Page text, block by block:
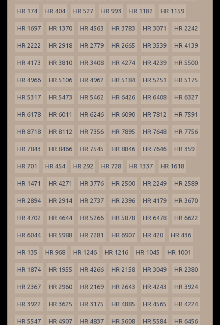
HR 174 HR 404 HR 527 HR 993 HR 1182 HR 1159
HR 1697 HR 1370 HR 4563 HR 3783 HR 3071 HR 2242
HR 2222 HR 2918 HR 2779 HR 2665 HR 3539 HR 4139
HR 4173 HR 3810 HR 3408 HR 4274 HR 4239 HR 5500
HR 4966 HR 5106 HR 4962 HR 5184 HR 5251 HR 5175
HR 5317 HR 5473 HR 5462 HR 6426 HR 6408 HR 6327
HR 6178 HR 6011 HR 6246 HR 6090 HR 7812 HR 7591
HR 8718 HR 8112 HR 7356 HR 7895 HR 7648 HR 7756
HR 7843 HR 8466 HR 7545 HR 8846 HR 7646 HR 359
HR 701 HR 454 HR 292 HR 728 HR 1337 HR 1618
HR 1471 HR 4271 HR 3776 HR 2500 HR 2249 HR 2589
HR 2894 HR 2914 HR 2737 HR 2396 HR 4179 HR 3670
HR 4702 HR 4644 HR 5266 HR 5878 HR 6478 HR 6622
HR 6044 HR 5988 HR 7281 HR 6907 HR 420 HR 436
HR 135 HR 968 HR 1246 HR 1216 HR 1045 HR 1001
HR 1874 HR 1955 HR 4266 HR 2158 HR 3049 HR 2380
HR 2367 HR 2960 HR 2169 HR 2643 HR 4243 HR 3924
HR 3922 HR 3625 HR 3175 HR 4885 HR 4565 HR 4224
HR 5547 HR 4907 HR 4837 HR 5608 HR 5584 HR 6456